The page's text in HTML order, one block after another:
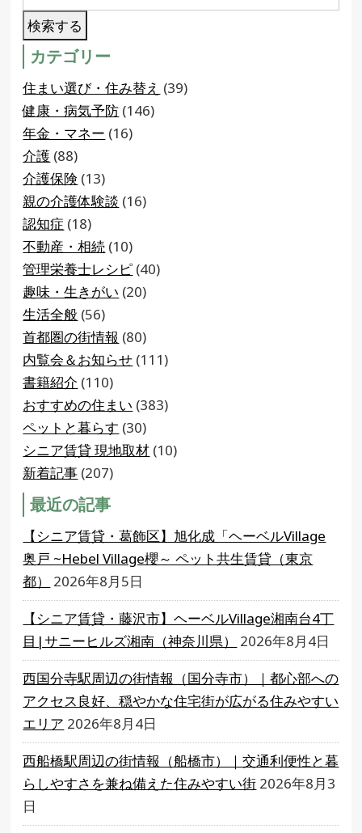
カテゴリー
住まい選び・住み替え (39)
健康・病気予防 (146)
年金・マネー (16)
介護 (88)
介護保険 (13)
親の介護体験談 (16)
認知症 (18)
不動産・相続 (10)
管理栄養士レシピ (40)
趣味・生きがい (20)
生活全般 (56)
首都圏の街情報 (80)
内覧会＆お知らせ (111)
書籍紹介 (110)
おすすめの住まい (383)
ペットと暮らす (30)
シニア賃貸 現地取材 (10)
新着記事 (207)
最近の記事
【シニア賃貸・葛飾区】旭化成「ヘーベルVillage
奥戸 ~Hebel Village櫻～ ペット共生賃貸（東京
都）
2026年8月5日
【シニア賃貸・藤沢市】ヘーベルVillage湘南台4丁
目|サニーヒルズ湘南（神奈川県）
2026年8月4日
西国分寺駅周辺の街情報（国分寺市）｜都心部への
アクセス良好、穏やかな住宅街が広がる住みやすい
エリア 2026年8月4日
西船橋駅周辺の街情報（船橋市）｜交通利便性と暮
らしやすさを兼ね備えた住みやすい街 2026年8月3
日